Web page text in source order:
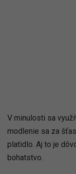
V minulosti sa
modlenie sa za
platidlo. Aj to je
bohatstvo.